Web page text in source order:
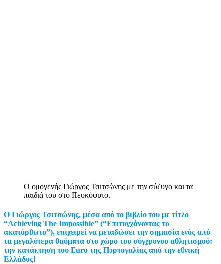
O ομογενής Γιώργος Τσιτσώνης με την σύζυγο και τα
παιδιά του στο Πευκόφυτο.
Ο Γιώργος Τσιτσώνης, μέσα από το βιβλίο του με τίτλο
“Achieving The Impossible” (“Επιτυγχάνοντας το
ακατόρθωτο”), επιχειρεί να μεταδώσει την σημασία ενός από
τα μεγαλύτερα θαύματα στο χώρο του σύγχρονου αθλητισμού:
την κατάκτηση του Euro της Πορτογαλίας από την εθνική
Ελλάδος!